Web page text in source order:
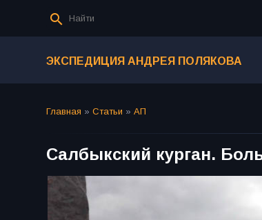
ЭКСПЕДИЦИЯ АНДРЕЯ ПОЛЯКОВА
Главная » Статьи » АП
Салбыкский курган.